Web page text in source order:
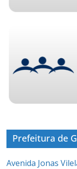
Prefeitura de
Avenida Jonas